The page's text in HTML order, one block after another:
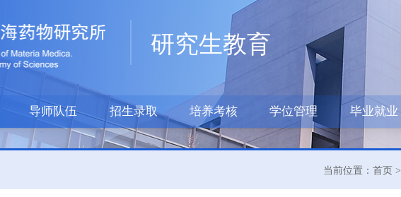
研究生教育
导师队伍 招生录取 培养考核 学位管理 毕业就业
当前位置：首页 >